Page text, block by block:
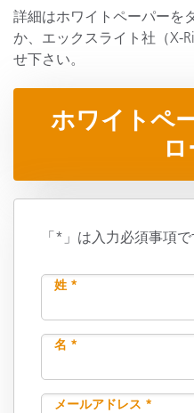
詳細はホワイトペーパーを
か、エックスライト社（X-
せ下さい。
ホワイトペ
「*」は入力必須事項で
姓 *
名 *
メールアドレス *